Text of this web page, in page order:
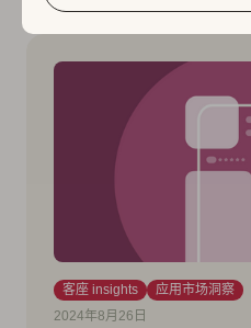
客座 insights
应用市场洞察
2024年8月26日